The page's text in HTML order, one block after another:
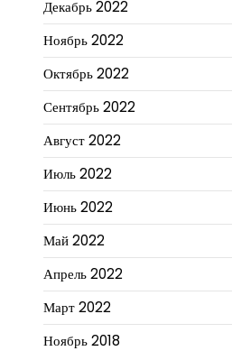
Декабрь 2022
Ноябрь 2022
Октябрь 2022
Сентябрь 2022
Август 2022
Июль 2022
Июнь 2022
Май 2022
Апрель 2022
Март 2022
Ноябрь 2018